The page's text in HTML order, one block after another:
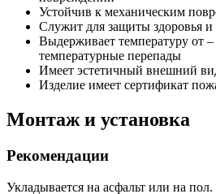
Устойчив к механическим
Служит для защиты здоровья
Выдерживает температуру от
температурные перепады
Имеет эстетичный внешний
Изделие имеет сертификат
Монтаж и установка
Рекомендации
Укладывается на асфальт или на